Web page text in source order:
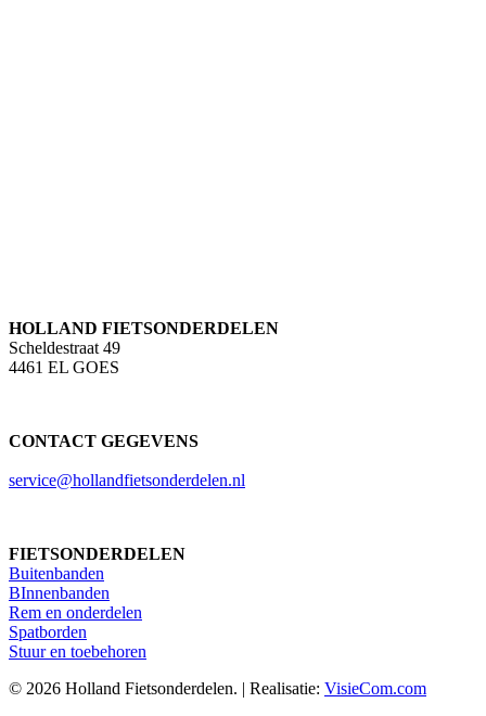
HOLLAND FIETSONDERDELEN
Scheldestraat 49
4461 EL GOES
CONTACT GEGEVENS
service@hollandfietsonderdelen.nl
FIETSONDERDELEN
Buitenbanden
BInnenbanden
Rem en onderdelen
Spatborden
Stuur en toebehoren
© 2026 Holland Fietsonderdelen. | Realisatie: VisieCom.com